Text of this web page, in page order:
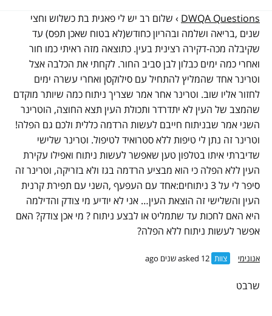
DWQA Questions
› שלום רב יש לי פאגית בת כשלוש וחצי
שנים ,בריאה ושלמה ובהריון כחודש(לא בטוח שאכן תפס) עד
שקיבלה מכה-דקירה רצינית בעין. כתוצאה מזה ראיתי כמו חור
ואחרי כמה ימים כבלון לבן סביב החור. לקחתי את הכלבה אצל
וטרינר אחד שהמליץ להתחיל עם סילוקסן ואחרי עשרה ימים
לחזור אליו שוב. וטרינר אחר אמר שצריך ניתוח כמה שיותר מוקדם
שהמצב של העין לא יתדרדר ותכולת העין תצא החוצה, הוטרינר
השני אמר שבניתוח חייבם לעשות הרדמה כללית ולכם גם הפלה!
וטרינר זה נתן לי טיפות ללא סטרואיד לטיפול. וטרינר שלישי
שדיברתי איתו בטלפון טען שאפשר לעשות ניתוח ואפילו עקירת
העין ללא הפלה כי הוא מבציע הרדמה בגז ולא בזריקה, וטרינר זה
סיפר לי על 3 ניתוחים:אחד עם העפעף ,השני עם תפירת קרנית
העין והשלישי זה הוצאת העין… אני לא יודיע מי צודק והדילמה
היא האם לחכות עד שתמליט או לבצע ניתוח ? מי אכן צודק? האם
אפשר לעשות ניתוח ללא הפלה?
אנונימי צוות
שרבט